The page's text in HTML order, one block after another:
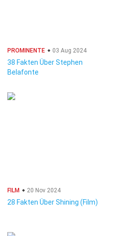
PROMINENTE 03 Aug 2024
38 Fakten Über Stephen
Belafonte
FILM 20 Nov 2024
28 Fakten Über Shining (Film)